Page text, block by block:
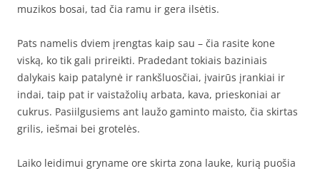
muzikos bosai, tad čia ramu ir gera ilsėtis.
Pats namelis dviem įrengtas kaip sau – čia rasite kone
viską, ko tik gali prireikti. Pradedant tokiais baziniais
dalykais kaip patalynė ir rankšluosčiai, įvairūs įrankiai ir
indai, taip pat ir vaistažolių arbata, kava, prieskoniai ar
cukrus. Pasiilgusiems ant laužo gaminto maisto, čia skirtas
grilis, iešmai bei grotelės.
Laiko leidimui gryname ore skirta zona lauke, kurią puošia